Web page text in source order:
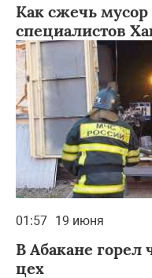
Как сжечь мусор
специалистов
01:57 19 июня
В Абакане
цех